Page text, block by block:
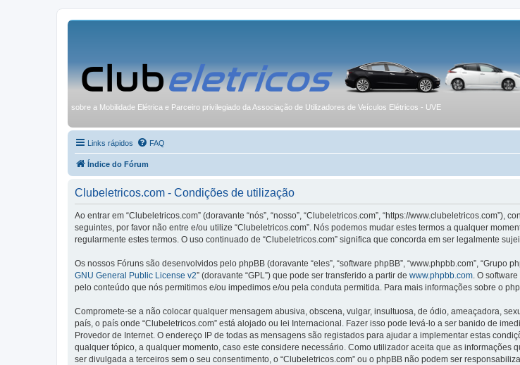
sobre a Mobilidade Elétrica e Parceiro privilegiado da Associação de Utilizadores de Veículos Elétricos - UVE
Links rápidos FAQ
Índice do Fórum
Clubeletricos.com - Condições de utilização
Ao entrar em “Clubeletricos.com” (doravante “nós”, “nosso”, “Clubeletricos.com”, “https://
seguintes, por favor não entre e/ou utilize “Clubeletricos.com”. Nós podemos mudar estes termos a qualquer
regularmente estes termos. O uso continuado de “Clubeletricos.com” significa que concorda em ser legalmente
Os nossos Fóruns são desenvolvidos pelo phpBB (doravante “eles”, “software phpBB”, “www.phpbb.com”, “Grupo
GNU General Public License v2” (doravante “GPL”) que pode ser transferido a partir de www.phpbb.com . O
pelo conteúdo que nós permitimos e/ou impedimos e/ou pela conduta permitida. Para mais informações sobre o
Compromete-se a não colocar qualquer mensagem abusiva, obscena, vulgar, insultuosa, de ódio, ameaçadora,
país, o país onde “Clubeletricos.com” está alojado ou lei Internacional. Fazer isso pode levá-lo a ser banido de
Provedor de Internet. O endereço IP de todas as mensagens são registados para ajudar a implementar estas
qualquer tópico, a qualquer momento, caso este considere necessário. Como utilizador aceita que as
ser divulgada a terceiros sem o seu consentimento, o “Clubeletricos.com” ou o phpBB não podem ser